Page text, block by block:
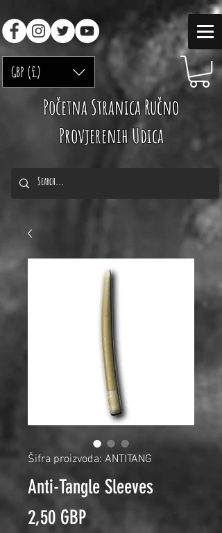
GBP (£)
Početna Stranica Ručno
Provjerenih Udica
Šifra proizvoda: ANTITANG
Anti-Tangle Sleeves
2,50 GBPCijena